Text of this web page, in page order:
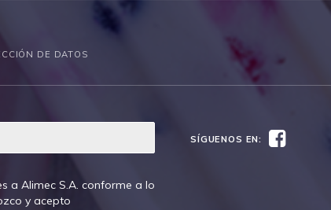
DE DATOS
a Alimec S.A. conforme a lo
y acepto
SÍGUENOS EN: Facebook